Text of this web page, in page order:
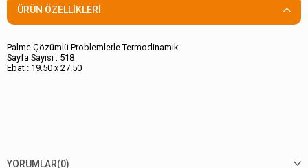
ÜRÜN ÖZELLIKLERI
Palme Çözümlü Problemlerle Termodinamik
Sayfa Sayısı : 518
Ebat : 19.50 x 27.50
YORUMLAR(0)